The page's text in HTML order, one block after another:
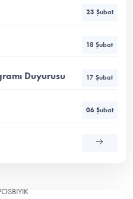
23 Şubat
18 Şubat
Duyurusu 17 Şubat
06 Şubat